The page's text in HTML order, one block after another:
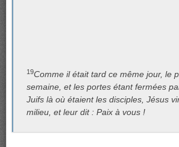
19Comme il était tard ce même jour, le
semaine, et les portes étant fermées
Juifs là où étaient les disciples, Jésus
milieu, et leur dit : Paix à vous !